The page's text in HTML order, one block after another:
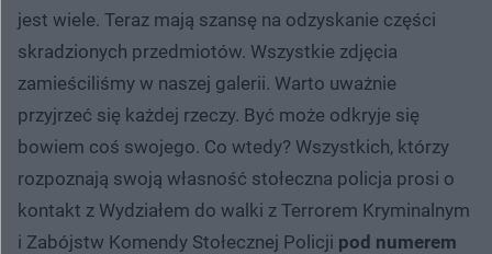
jest wiele. Teraz mają szansę na odzyskanie części
skradzionych przedmiotów. Wszystkie zdjęcia
zamieściliśmy w naszej galerii. Warto uważnie
przyjrzeć się każdej rzeczy. Być może odkryje się
bowiem coś swojego. Co wtedy? Wszystkich, którzy
rozpoznają swoją własność stołeczna policja prosi o
kontakt z Wydziałem do walki z Terrorem Kryminalnym
i Zabójstw Komendy Stołecznej Policji pod numerem